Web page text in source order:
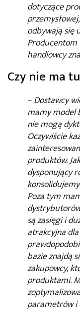
dotyczące
odbywają się
Producentom
handlowcy
Czy nie ma
–Dostawcy
mamy model
nie mogą
Oczywiście
produktów.
dysponujący
Poza tym
są zasięgi i
atrakcyjna
bazie znajdą
zakupowcy,
produktami.
parametrów i